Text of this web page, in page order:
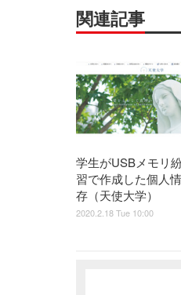
関連記事
学生がUSBメモリ
習で作成した個人
存（天使大学）
2020.2.18 Tue 10:00